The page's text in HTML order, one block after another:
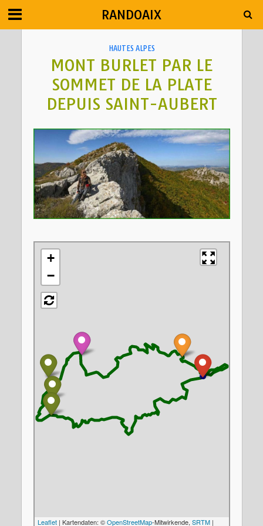
RANDOAIX
HAUTES ALPES
MONT BURLET PAR LE
SOMMET DE LA PLATE
DEPUIS SAINT-AUBERT
+
−
Leaflet| Kartendaten: ©OpenStreetMap-Mitwirkende, SRTM|